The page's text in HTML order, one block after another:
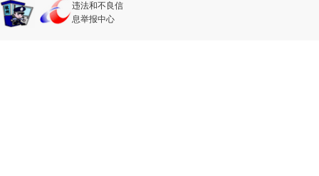
违法和不良信
息举报中心